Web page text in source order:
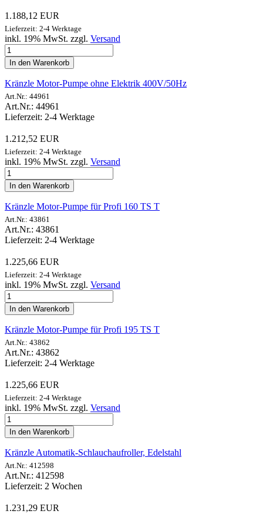
1.188,12 EUR
Lieferzeit: 2-4 Werktage
inkl. 19% MwSt. zzgl. Versand
In den Warenkorb
Kränzle Motor-Pumpe ohne Elektrik 400V/50Hz
Art.Nr.: 44961
Art.Nr.: 44961
Lieferzeit: 2-4 Werktage
1.212,52 EUR
Lieferzeit: 2-4 Werktage
inkl. 19% MwSt. zzgl. Versand
In den Warenkorb
Kränzle Motor-Pumpe für Profi 160 TS T
Art.Nr.: 43861
Art.Nr.: 43861
Lieferzeit: 2-4 Werktage
1.225,66 EUR
Lieferzeit: 2-4 Werktage
inkl. 19% MwSt. zzgl. Versand
In den Warenkorb
Kränzle Motor-Pumpe für Profi 195 TS T
Art.Nr.: 43862
Art.Nr.: 43862
Lieferzeit: 2-4 Werktage
1.225,66 EUR
Lieferzeit: 2-4 Werktage
inkl. 19% MwSt. zzgl. Versand
In den Warenkorb
Kränzle Automatik-Schlauchaufroller, Edelstahl
Art.Nr.: 412598
Art.Nr.: 412598
Lieferzeit: 2 Wochen
1.231,29 EUR